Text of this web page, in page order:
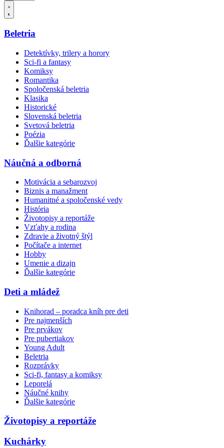
Beletria
Detektívky, trilery a horory
Sci-fi a fantasy
Komiksy
Romantika
Spoločenská beletria
Klasika
Historické
Slovenská beletria
Svetová beletria
Poézia
Ďalšie kategórie
Náučná a odborná
Motivácia a sebarozvoj
Biznis a manažment
Humanitné a spoločenské vedy
História
Životopisy a reportáže
Vzťahy a rodina
Zdravie a životný štýl
Počítače a internet
Hobby
Umenie a dizajn
Ďalšie kategórie
Deti a mládež
Knihorad – poradca kníh pre deti
Pre najmenších
Pre prvákov
Pre pubertiakov
Young Adult
Beletria
Rozprávky
Sci-fi, fantasy a komiksy
Leporelá
Náučné knihy
Ďalšie kategórie
Životopisy a reportáže
Kuchárky